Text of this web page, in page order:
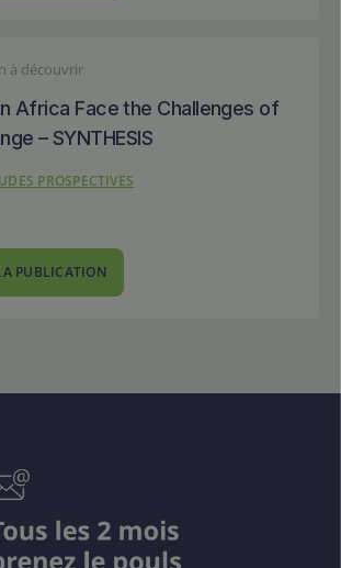
à découvrir
Africa Face the Challenges of
– SYNTHESIS
PROSPECTIVES
PUBLICATION